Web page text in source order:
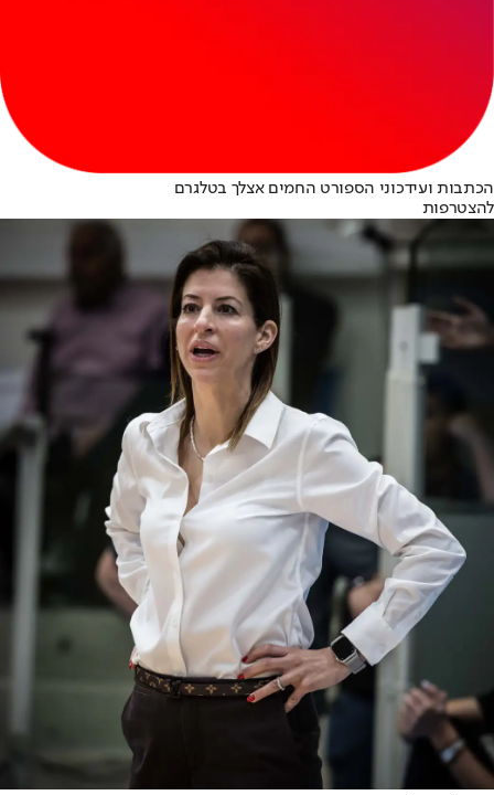
הכתבות ועידכוני הספורט החמים אצלך בטלגרם
להצטרפות